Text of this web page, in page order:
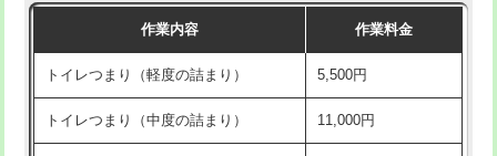
作業内容 作業料金
トイレつまり（軽度の詰まり） 5,500円
トイレつまり（中度の詰まり） 11,000円